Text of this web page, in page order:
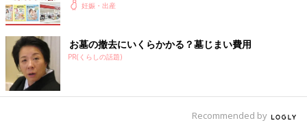
妊娠・出産
お墓の撤去にいくらかかる？墓じまい費用
PR(くらしの話題)
Recommended by